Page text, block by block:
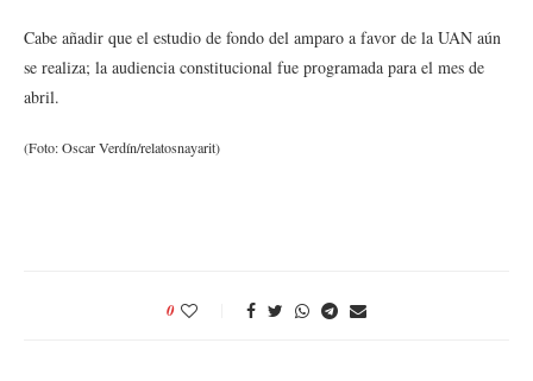
Cabe añadir que el estudio de fondo del amparo a favor de la UAN aún
se realiza; la audiencia constitucional fue programada para el mes de
abril.
(Foto: Oscar Verdín/relatosnayarit)
0